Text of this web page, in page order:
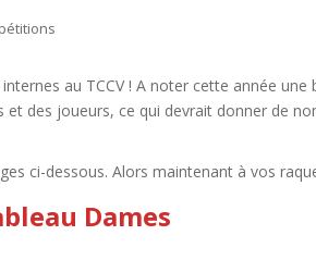
au TCCV ! A noter cette année une
et des joueurs, ce qui devrait donner de
ci-dessous. Alors maintenant à vos
Dames